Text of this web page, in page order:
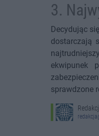
3.
Decydując
dostarczają
ekwipunek
sprawdzone